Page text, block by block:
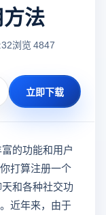
法
浏览 4847
立即下载
的功能和用户
打算注册一个
和各种社交功
近年来，由于